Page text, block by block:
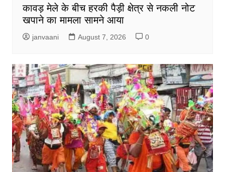
कावड़ मेले के बीच हरकी पैड़ी क्षेत्र से नकली नोट
खपाने का मामला सामने आया
janvaani August 7, 2026 0